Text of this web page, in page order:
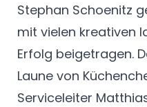
Stephan Schoenitz
mit vielen kreativen
Erfolg beigetragen.
Laune von
Serviceleiter